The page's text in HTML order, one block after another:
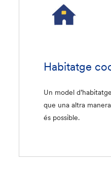
Habitatge
Un model
que una altra
és possible.